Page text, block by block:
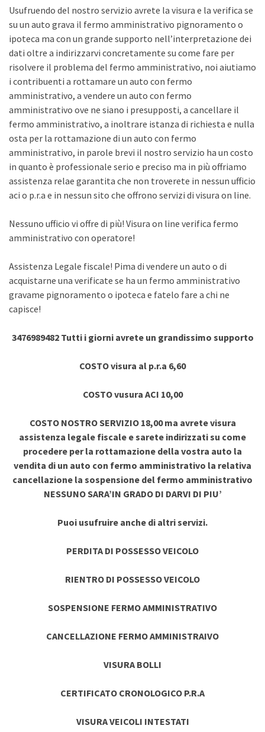
Usufruendo del nostro servizio avrete la visura e la verifica se
su un auto grava il fermo amministrativo pignoramento o
ipoteca ma con un grande supporto nell’interpretazione dei
dati oltre a indirizzarvi concretamente su come fare per
risolvere il problema del fermo amministrativo, noi aiutiamo
i contribuenti a rottamare un auto con fermo
amministrativo, a vendere un auto con fermo
amministrativo ove ne siano i presupposti, a cancellare il
fermo amministrativo, a inoltrare istanza di richiesta e nulla
osta per la rottamazione di un auto con fermo
amministrativo, in parole brevi il nostro servizio ha un costo
in quanto è professionale serio e preciso ma in più offriamo
assistenza relae garantita che non troverete in nessun ufficio
aci o p.r.a e in nessun sito che offrono servizi di visura on line.
Nessuno ufficio vi offre di più! Visura on line verifica fermo
amministrativo con operatore!
Assistenza Legale fiscale! Pima di vendere un auto o di
acquistarne una verificate se ha un fermo amministrativo
gravame pignoramento o ipoteca e fatelo fare a chi ne
capisce!
3476989482 Tutti i giorni avrete un grandissimo supporto
COSTO visura al p.r.a 6,60
COSTO vusura ACI 10,00
COSTO NOSTRO SERVIZIO 18,00 ma avrete visura
assistenza legale fiscale e sarete indirizzati su come
procedere per la rottamazione della vostra auto la
vendita di un auto con fermo amministrativo la relativa
cancellazione la sospensione del fermo amministrativo
NESSUNO SARA’IN GRADO DI DARVI DI PIU’
Puoi usufruire anche di altri servizi.
PERDITA DI POSSESSO VEICOLO
RIENTRO DI POSSESSO VEICOLO
SOSPENSIONE FERMO AMMINISTRATIVO
CANCELLAZIONE FERMO AMMINISTRAIVO
VISURA BOLLI
CERTIFICATO CRONOLOGICO P.R.A
VISURA VEICOLI INTESTATI